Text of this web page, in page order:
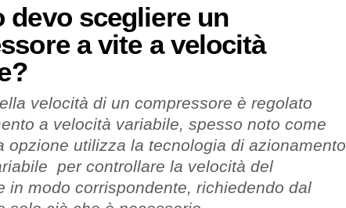
devo scegliere un
a vite a velocità
velocità di un compressore è regolato
a velocità variabile, spesso noto come
opzione utilizza la tecnologia di azionamento
per controllare la velocità del
in modo corrispondente, richiedendo dal